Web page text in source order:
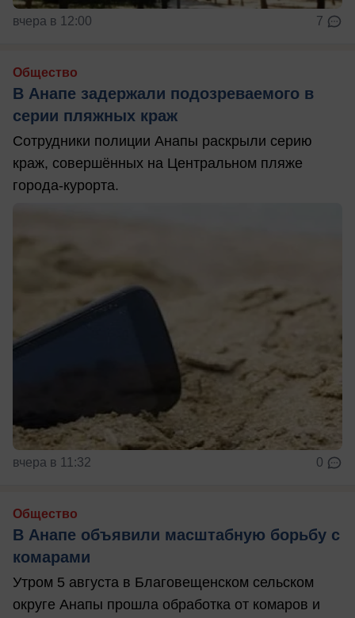
вчера в 12:00 7
Общество
В Анапе задержали подозреваемого в
серии пляжных краж
Сотрудники полиции Анапы раскрыли серию
краж, совершённых на Центральном пляже
города-курорта.
вчера в 11:32 0
Общество
В Анапе объявили масштабную борьбу с
комарами
Утром 5 августа в Благовещенском сельском
округе Анапы прошла обработка от комаров и